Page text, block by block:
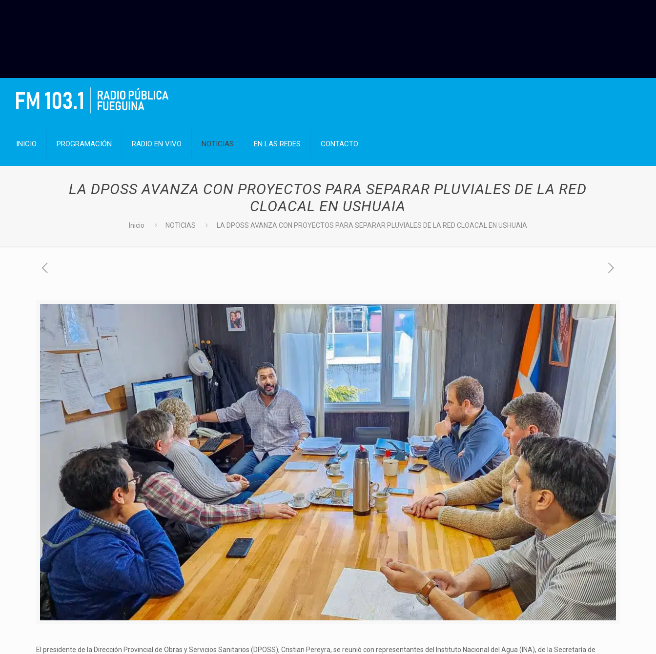
INICIO PROGRAMACIÓN RADIO EN VIVO NOTICIAS EN LAS REDES CONTACTO
LA DPOSS AVANZA CON PROYECTOS PARA SEPARAR PLUVIALES DE LA RED
CLOACAL EN USHUAIA
Inicio NOTICIAS LA DPOSS AVANZA CON PROYECTOS PARA SEPARAR PLUVIALES DE LA RED CLOACAL EN USHUAIA
El presidente de la Dirección Provincial de Obras y Servicios Sanitarios (DPOSS), Cristian Pereyra, se reunió con representantes del Instituto Nacional del Agua (INA), de la Secretaría de